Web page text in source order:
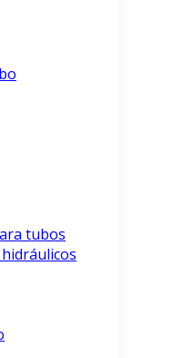
tubos